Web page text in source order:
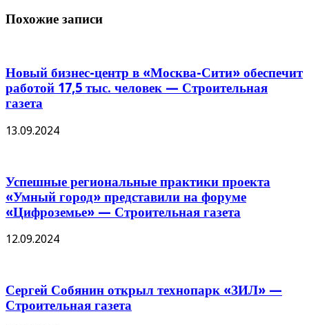
Похожие записи
Новый бизнес-центр в «Москва-Сити» обеспечит
работой 17,5 тыс. человек — Строительная
газета
13.09.2024
Успешные региональные практики проекта
«Умный город» представили на форуме
«Цифроземье» — Строительная газета
12.09.2024
Сергей Собянин открыл технопарк «ЗИЛ» —
Строительная газета